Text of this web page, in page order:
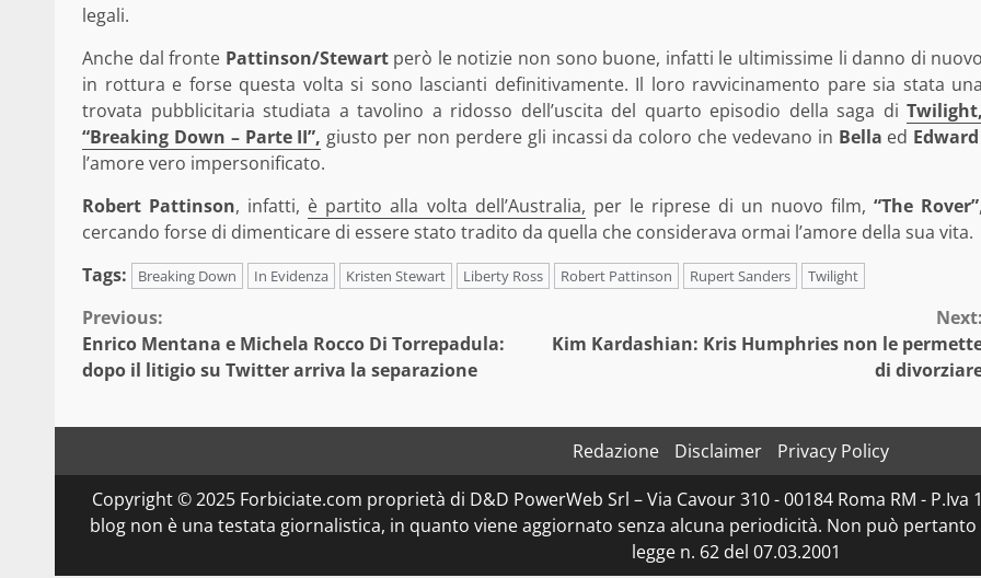
legali.
Anche dal fronte Pattinson/Stewartperò le notizie non sono buone, infatti le ultimissime li danno di
in rottura e forse questa volta si sono lascianti definitivamente. Il loro ravvicinamento pare sia stata
trovata pubblicitaria studiata a tavolino a ridosso dell’uscita del quarto episodio della saga di
“Breaking Down – Parte II”, giusto per non perdere gli incassi da coloro che vedevano in Bella ed Edward
l’amore vero impersonificato.
Robert Pattinson, infatti, è partito alla volta dell’Australia, per le riprese di un nuovo film,“The Rover”
cercando forse di dimenticare di essere stato tradito da quella che considerava ormai l’amore della sua vita.
Tags:
Breaking Down In Evidenza Kristen Stewart Liberty Ross Robert Pattinson Rupert Sanders Twilight
Continue
Reading
Previous:
Enrico Mentana e Michela Rocco Di Torrepadula:
dopo il litigio su Twitter arriva la separazione
Kim Kardashian: Kris Humphries non le
di
Redazione Disclaimer
Privacy Policy
Copyright © 2025 Forbiciate.com proprietà di D&D PowerWeb Srl – Via Cavour 310 - 00184 Roma RM -
blog non è una testata giornalistica, in quanto viene aggiornato senza alcuna periodicità. Non può
legge n. 62 del 07.03.2001